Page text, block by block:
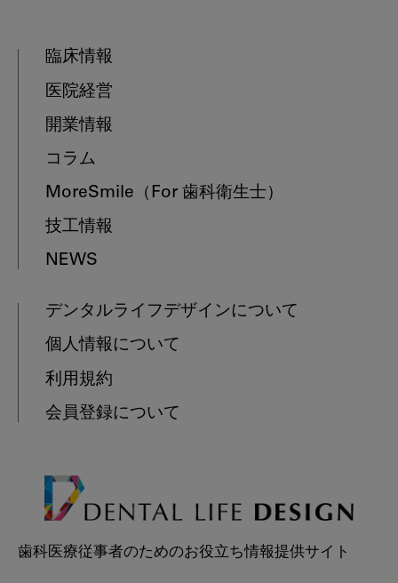
臨床情報
医院経営
開業情報
コラム
MoreSmile （For 歯科衛生士）
技工情報
NEWS
デンタルライフデザインについて
個人情報について
利用規約
会員登録について
歯科医療従事者のためのお役立ち情報提供サイト